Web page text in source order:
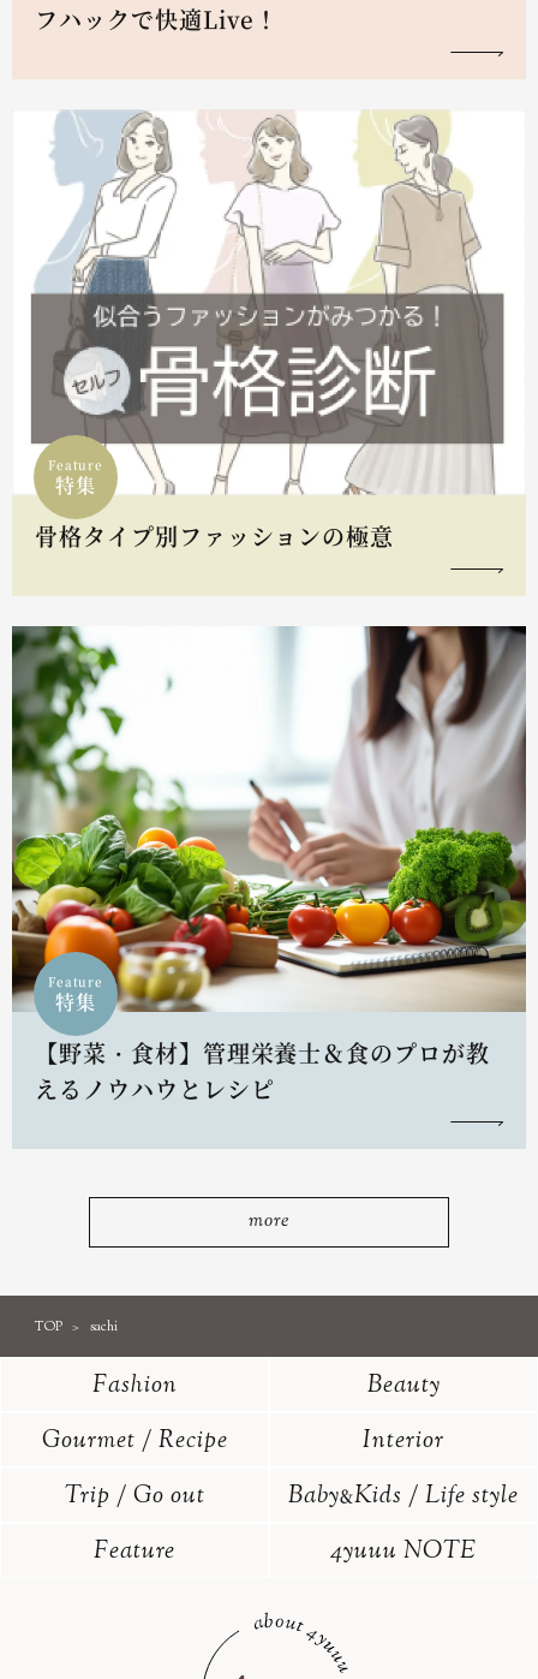
フハックで快適Live！
Feature
特集
骨格タイプ別ファッションの極意
Feature
特集
【野菜・食材】管理栄養士＆食のプロが教
えるノウハウとレシピ
more
TOP sachi
Fashion
Beauty
Gourmet / Recipe
Interior
Trip / Go out
Baby&Kids / Life style
Feature
4yuuu NOTE